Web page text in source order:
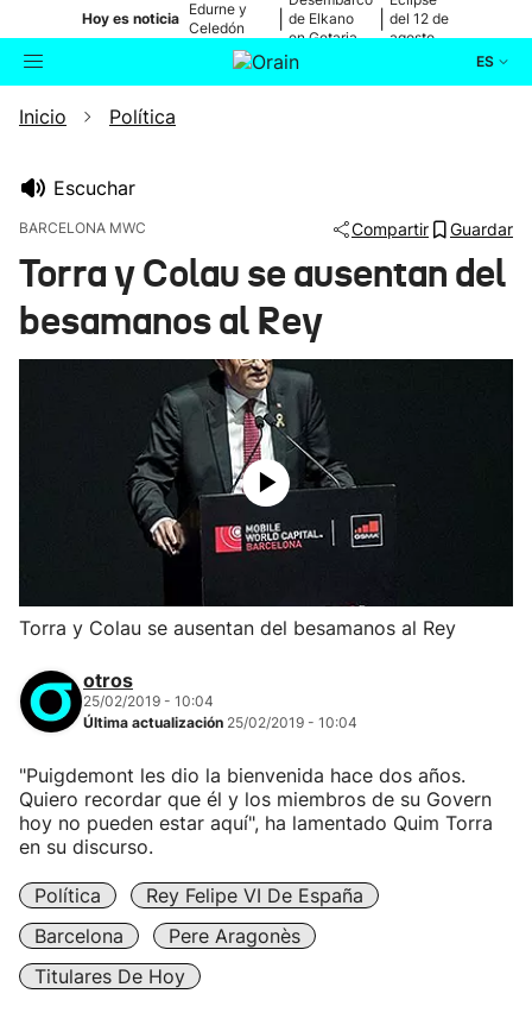
Hoy es noticia
Edurne y
Celedón
de Elkano
en Getaria
del 12 de
agosto
ES
Buscador
Ikusmiran
Eguraldia
Inicio Política
Escuchar
BARCELONA MWC Compartir Guardar
Torra y Colau se ausentan del
besamanos al Rey
Torra y Colau se ausentan del besamanos al Rey
otros
25/02/2019 - 10:04
Última actualización 25/02/2019 - 10:04
"Puigdemont les dio la bienvenida hace dos años.
Quiero recordar que él y los miembros de su Govern
hoy no pueden estar aquí", ha lamentado Quim Torra
en su discurso.
Política
Rey Felipe VI De España
Barcelona
Pere Aragonès
Titulares De Hoy